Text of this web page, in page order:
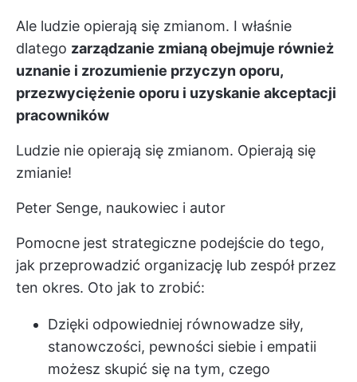
Ale ludzie opierają się zmianom. I właśnie
dlatego zarządzanie zmianą obejmuje również
uznanie i zrozumienie przyczyn oporu,
przezwyciężenie oporu i uzyskanie akceptacji
pracowników
Ludzie nie opierają się zmianom. Opierają się
zmianie!
Peter Senge, naukowiec i autor
Pomocne jest strategiczne podejście do tego,
jak przeprowadzić organizację lub zespół przez
ten okres. Oto jak to zrobić:
Dzięki odpowiedniej równowadze siły,
stanowczości, pewności siebie i empatii
możesz skupić się na tym, czego